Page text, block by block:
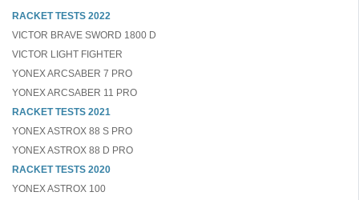
RACKET TESTS 2022
VICTOR BRAVE SWORD 1800 D
VICTOR LIGHT FIGHTER
YONEX ARCSABER 7 PRO
YONEX ARCSABER 11 PRO
RACKET TESTS 2021
YONEX ASTROX 88 S PRO
YONEX ASTROX 88 D PRO
RACKET TESTS 2020
YONEX ASTROX 100